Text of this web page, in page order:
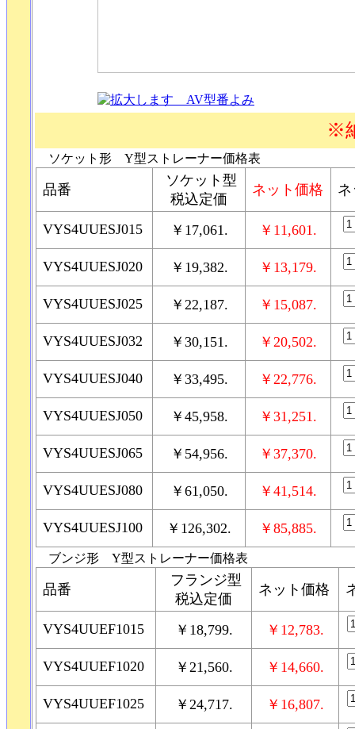
※
ソケット形 Y型ストレーナー価格表
品番
ソケット型
税込定価
ネット価格
VYS4UUESJ015 ￥17,061. ￥11,601.
VYS4UUESJ020 ￥19,382. ￥13,179.
VYS4UUESJ025 ￥22,187. ￥15,087.
VYS4UUESJ032 ￥30,151. ￥20,502.
VYS4UUESJ040 ￥33,495. ￥22,776.
VYS4UUESJ050 ￥45,958. ￥31,251.
VYS4UUESJ065 ￥54,956. ￥37,370.
VYS4UUESJ080 ￥61,050. ￥41,514.
VYS4UUESJ100 ￥126,302. ￥85,885.
ブンジ形 Y型ストレーナー価格表
品番
フランジ型
税込定価
ネット価格
VYS4UUEF1015 ￥18,799. ￥12,783.
VYS4UUEF1020 ￥21,560. ￥14,660.
VYS4UUEF1025 ￥24,717. ￥16,807.